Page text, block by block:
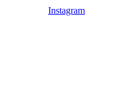
Instagram